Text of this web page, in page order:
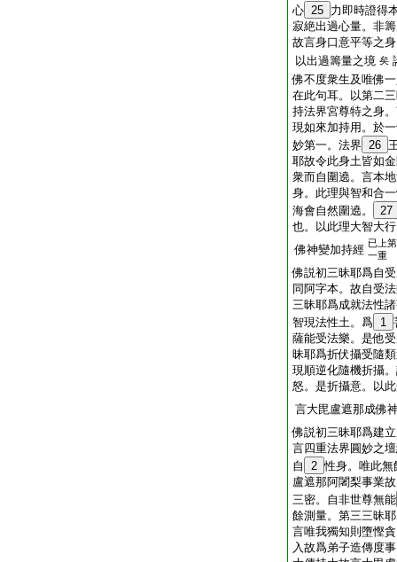
心 25 力即時證得
寂絶出過心量。非
故言身口意平等之
以出過籌量之境 矣
佛不度衆生及唯佛
在此句耳。以第二
持法界宮尊特之身
現如來加持用。於
妙第一。法界 26
耶故令此身土皆如
衆而自圍遶。言本
身。此理與智和合
海會自然圍遶。
27
也。以此理大智大
佛神變加持經 已上第
一重
佛説初三昧耶爲自
同阿字本。故自受
三昧耶爲成就法性
智現法性土。爲 1
薩能受法樂。是他
昧耶爲折伏攝受隨
現順逆化隨機折攝
怒。是折攝意。以
言大毘盧遮那成佛
佛説初三昧耶爲建
言四重法界圓妙之
自
2 性身。唯此無
盧遮那阿闍梨事業
三密。自非世尊無能
餘測量。第三三昧
言唯我獨知則墮慳
入故爲弟子造傳度